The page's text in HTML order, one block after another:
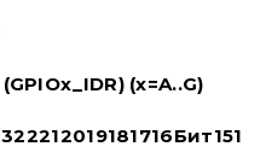
(x=A..G)
22212019181716Бит1514